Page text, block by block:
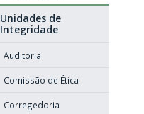
Unidades de
Integridade
Auditoria
Comissão de Ética
Corregedoria